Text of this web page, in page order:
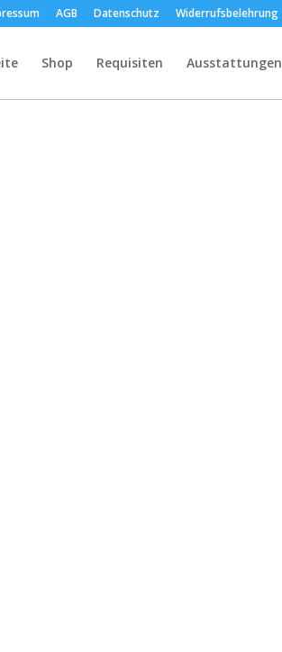
AGB Datenschutz Widerrufsbelehrung
Shop Requisiten Ausstattungen